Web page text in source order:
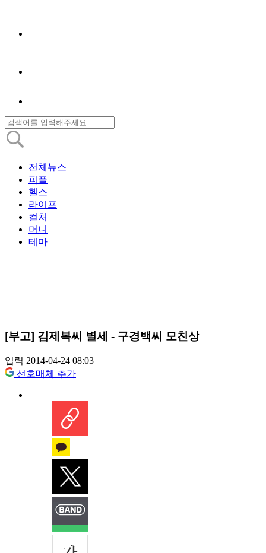
전체뉴스
피플
헬스
라이프
컬처
머니
테마
[부고] 김제복씨 별세 - 구경백씨 모친상
입력 2014-04-24 08:03
선호매체 추가